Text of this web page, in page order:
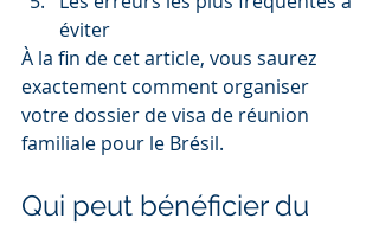
éviter
À la fin de cet article, vous saurez
exactement comment organiser
votre dossier de visa de réunion
familiale pour le Brésil.
Qui peut bénéficier du